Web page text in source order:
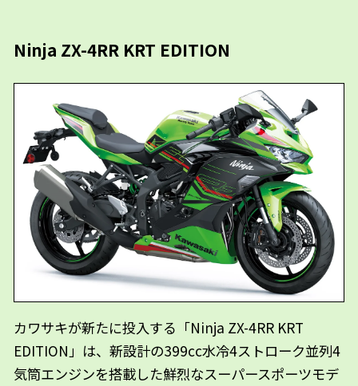
Ninja ZX-4RR KRT EDITION
カワサキが新たに投入する「Ninja ZX-4RR KRT
EDITION」は、新設計の399cc水冷4ストローク並列4
気筒エンジンを搭載した鮮烈なスーパースポーツモデ